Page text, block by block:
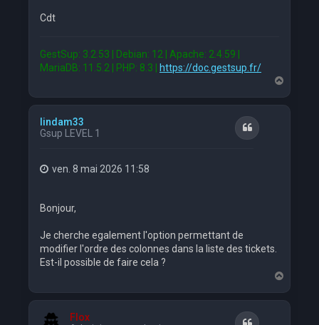
Cdt
GestSup: 3.2.53 | Debian: 12 | Apache: 2.4.59 |
MariaDB: 11.5.2 | PHP: 8.3 |
https://doc.gestsup.fr/
a
lindam33
Gsup LEVEL 1
Citation
ven. 8 mai 2026 11:58
Bonjour,
Je cherche egalement l'option permettant de
modifier l'ordre des colonnes dans la liste des tickets.
Est-il possible de faire cela ?
a
u
Flox
Citation